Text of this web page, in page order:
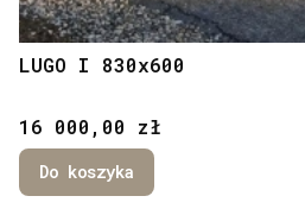
LUGO I 830x600
Cena
16 000,00 zł
Do koszyka